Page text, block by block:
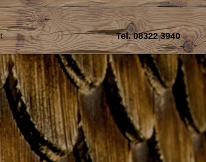
Tel.08322 3940